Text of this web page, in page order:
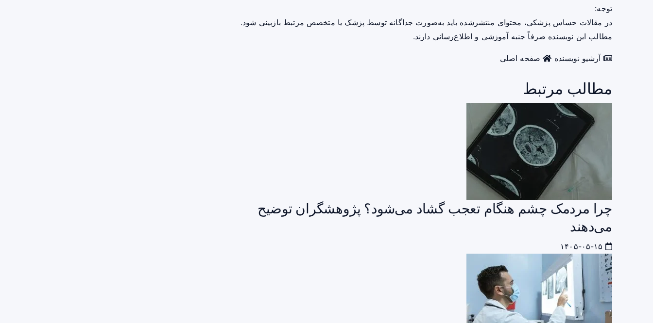
توجه:
در مقالات حساس پزشکی، محتوای منتشرشده باید به‌صورت جداگانه توسط پزشک یا متخصص مرتبط بازبینی شود.
مطالب این نویسنده صرفاً جنبه آموزشی و اطلاع‌رسانی دارند.
آرشیو نویسنده صفحه اصلی
مطالب مرتبط
چرا مردمک چشم هنگام تعجب گشاد می‌شود؟ پژوهشگران توضیح
می‌دهند